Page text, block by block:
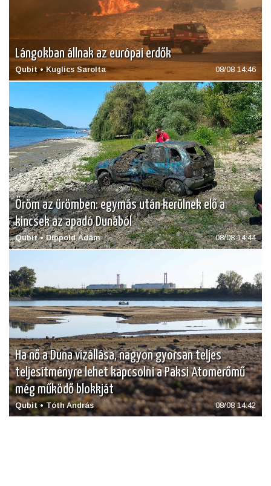
Lángokban állnak az európai erdők
Qubit • Kuglics Sarolta 08/08 14:46
Öröm az ürömben: egymás után kerülnek elő a
kincsek az apadó Dunából
Qubit • Dippold Ádám 08/08 14:44
Ha nő a Duna vízállása, nagyon gyorsan teljes
teljesítményre lehet kapcsolni a Paksi Atomerőmű
még működő blokkját
Qubit • Tóth András 08/08 14:42